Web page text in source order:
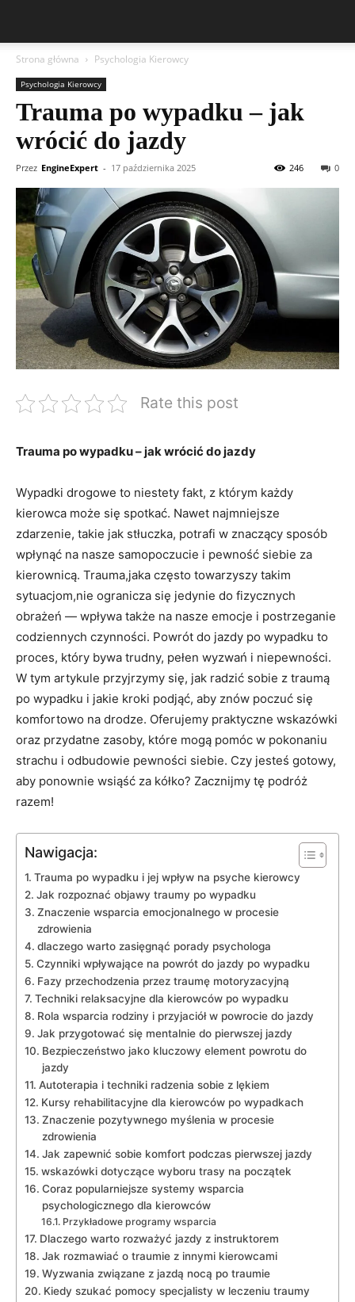
Strona główna Psychologia Kierowcy
Psychologia Kierowcy
Trauma po wypadku – jak
wrócić do jazdy
Przez EngineExpert - 17 października 2025 0
246
Rate this post
Trauma‌ po wypadku – jak⁣ wrócić do jazdy
Wypadki drogowe to niestety fakt, z którym‍ każdy
kierowca może się spotkać. Nawet najmniejsze
zdarzenie, takie⁢ jak ​stłuczka, potrafi w znaczący​ sposób
wpłynąć na nasze samopoczucie i ​pewność siebie za
kierownicą. Trauma,jaka często towarzyszy takim
sytuacjom,nie ogranicza ‍się jedynie ⁤do fizycznych
obrażeń‍ — wpływa także na nasze emocje i postrzeganie
codziennych czynności. Powrót⁣ do jazdy po wypadku to
⁣proces, który bywa trudny, pełen wyzwań i niepewności.
W ‍tym artykule⁢ przyjrzymy się, ⁣jak radzić sobie z traumą
po wypadku i jakie​ kroki ‌podjąć, aby znów ⁢poczuć się
komfortowo na drodze. Oferujemy praktyczne wskazówki‌
oraz przydatne zasoby, które mogą pomóc w pokonaniu
strachu i odbudowie pewności siebie. ⁤Czy jesteś gotowy,
aby ponownie wsiąść za kółko? Zacznijmy tę podróż
⁤razem!
Nawigacja:
Trauma po wypadku i jej wpływ na psyche⁣ kierowcy
Jak ⁣rozpoznać objawy traumy po wypadku
Znaczenie wsparcia emocjonalnego w procesie
zdrowienia
dlaczego ⁢warto zasięgnąć porady psychologa
Czynniki wpływające na powrót do ⁣jazdy po wypadku
Fazy przechodzenia przez traumę motoryzacyjną
Techniki relaksacyjne dla kierowców po wypadku
Rola wsparcia rodziny i przyjaciół w powrocie do jazdy
Jak przygotować się mentalnie do pierwszej jazdy
Bezpieczeństwo jako kluczowy element powrotu do
⁤jazdy
Autoterapia i techniki radzenia sobie z lękiem
Kursy rehabilitacyjne dla kierowców po wypadkach
Znaczenie ⁢pozytywnego myślenia w procesie
zdrowienia
Jak zapewnić sobie komfort podczas‍ pierwszej jazdy
wskazówki dotyczące wyboru trasy na początek
Coraz popularniejsze systemy wsparcia⁤
psychologicznego dla kierowców
Przykładowe programy wsparcia
Dlaczego warto rozważyć⁤ jazdy z instruktorem
Jak rozmawiać o traumie z innymi kierowcami
Wyzwania związane z jazdą nocą po traumie
Kiedy szukać pomocy specjalisty w leczeniu traumy